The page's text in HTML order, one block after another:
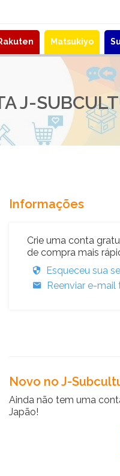
Matsukiyo
J-
Informações
Crie uma conta
de compra mais
Esqueceu sua
Reenviar e-
Novo no J-
Ainda não tem uma
Japão!